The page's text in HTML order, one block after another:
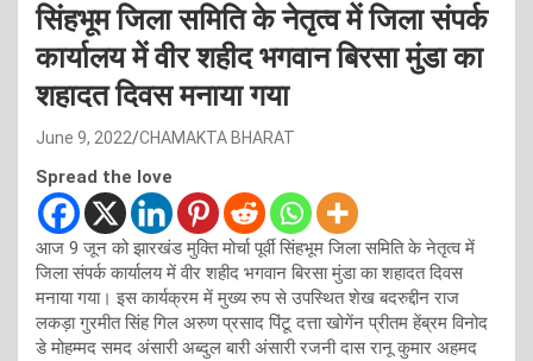
सिंहभूम जिला समिति के नेतृत्व में जिला संपर्क
कार्यालय में वीर शहीद भगवान बिरसा मुंडा का
शहादत दिवस मनाया गया
June 9, 2022 CHAMAKTA BHARAT
Spread the love
आज 9 जून को झारखंड मुक्ति मोर्चा पूर्वी सिंहभूम जिला समिति के नेतृत्व में
जिला संपर्क कार्यालय में वीर शहीद भगवान बिरसा मुंडा का शहादत दिवस
मनाया गया। इस कार्यक्रम में मुख्य रुप से उपस्थित शेख बदरुद्दीन राज
लकड़ा गुरमीत सिंह गिल अरुण प्रसाद पिंटू दत्ता खोगेंन प्रीतम हेंब्रम विनोद
डे मोहम्मद समद अंसारी अब्दुल बारी अंसारी रजनी दास रानू कुमार अहमद